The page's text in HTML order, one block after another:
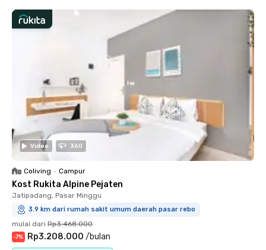
Video 360
Coliving • Campur
Kost Rukita Alpine Pejaten
Jatipadang, Pasar Minggu
3.9 km dari rumah sakit umum daerah pasar rebo
mulai dari Rp3.468.000
-7% Rp3.208.000 /bulan